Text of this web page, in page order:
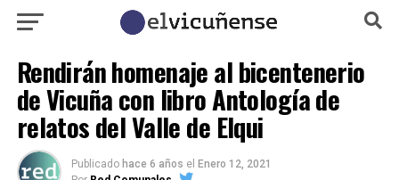
Rendirán homenaje al bicentenerio
de Vicuña con libro Antología de
relatos del Valle de Elqui
Publicado hace 6 años el Enero 12, 2021